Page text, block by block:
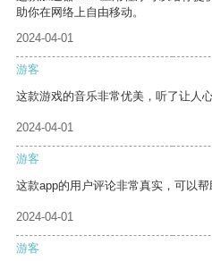
助你在网络上自由移动。
2024-04-01
游客
这款游戏的音乐非常优美，听了让人心
2024-04-01
游客
这款app的用户评论非常真实，可以帮
2024-04-01
游客